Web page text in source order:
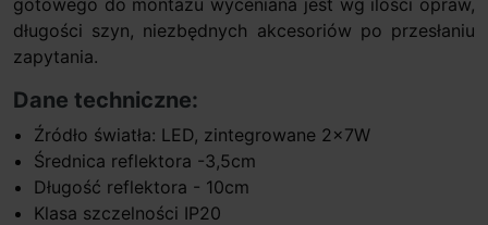
długości szyn, niezbędnych akcesoriów po przesłaniu
zapytania.
Dane techniczne:
Źródło światła: LED, zintegrowane 2x7W
Średnica reflektora -3,5cm
Długość reflektora - 10cm
Klasa szczelności IP20